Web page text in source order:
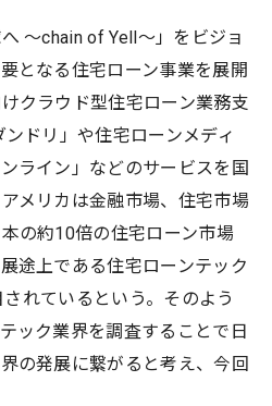
〜chain of Yell〜」をビジョ
となる住宅ローン事業を展開
クラウド型住宅ローン業務支
ドリ」や住宅ローンメディ
ライン」などのサービスを国
メリカは金融市場、住宅市場
の約10倍の住宅ローン市場
途上である住宅ローンテック
れているという。そのよう
ック業界を調査することで日
の発展に繋がると考え、今回